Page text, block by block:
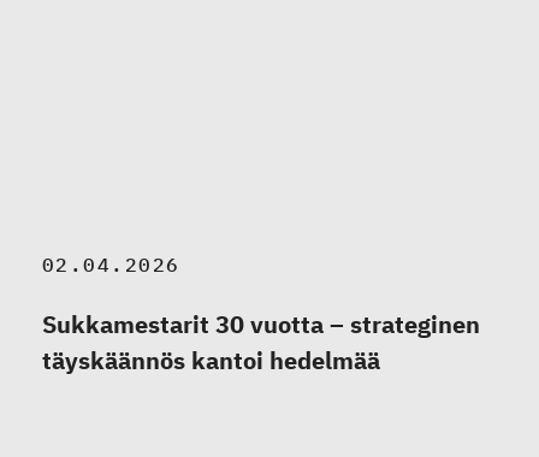
02.04.2026
Sukkamestarit 30 vuotta – strateginen
täyskäännös kantoi hedelmää